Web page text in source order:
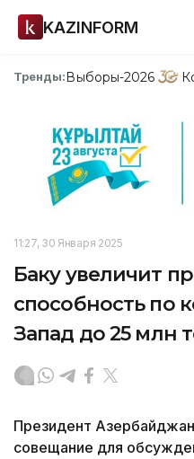
KAZINFORM
Тренды:Выборы-2026
11:27, 30 Января 2025
Баку увеличит
способность по
Запад до 25 млн
Президент
совещание для